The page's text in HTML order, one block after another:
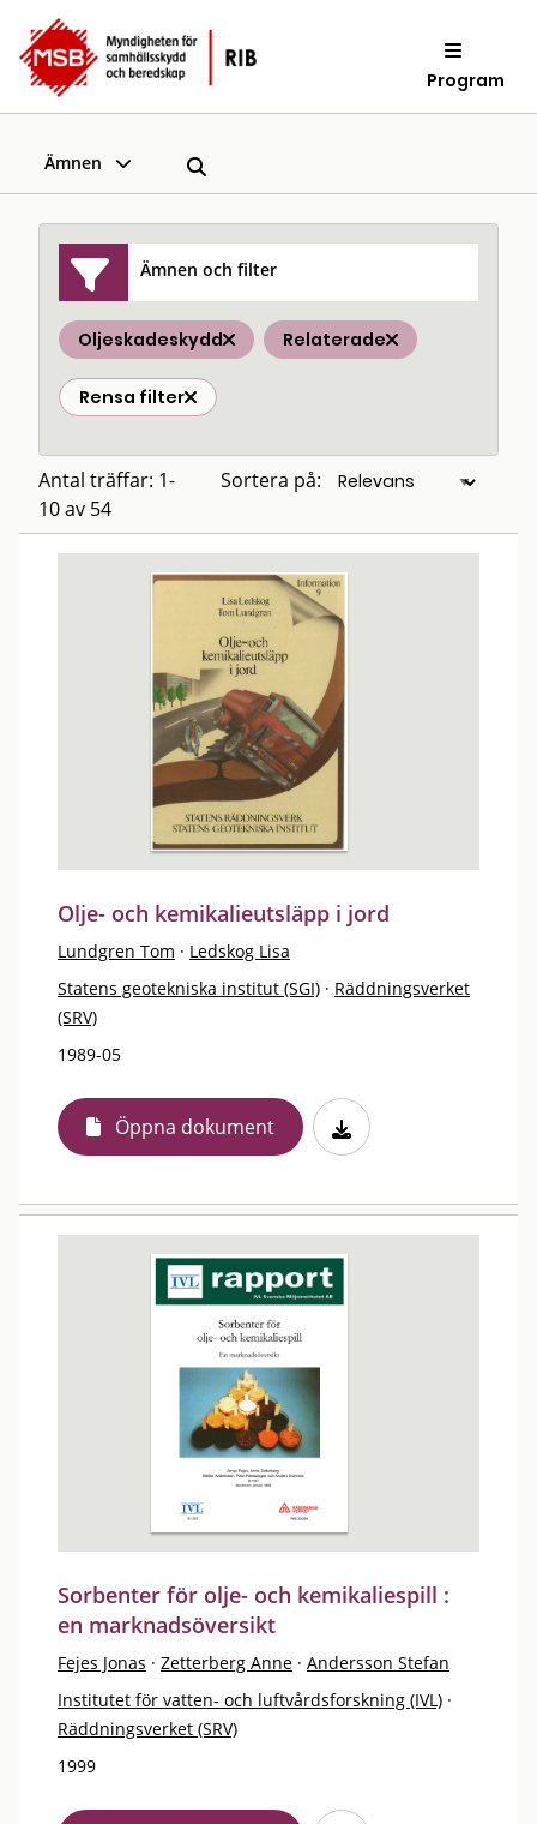
Program
Ämnen
Ämnen och filter
Oljeskadeskydd Relaterade
Rensa filter
Antal träffar: 1-
10 av 54
Sortera på:
Olje- och kemikalieutsläpp i jord
Lundgren Tom · Ledskog Lisa
Statens geotekniska institut (SGI) · Räddningsverket
(SRV)
1989-05
Öppna dokument
Sorbenter för olje- och kemikaliespill :
en marknadsöversikt
Fejes Jonas · Zetterberg Anne · Andersson Stefan
Institutet för vatten- och luftvårdsforskning (IVL) ·
Räddningsverket (SRV)
1999